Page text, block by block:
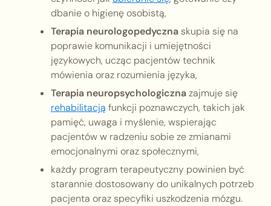
dbanie o higienę osobistą,
Terapia neurologopedyczna skupia się na
poprawie komunikacji i umiejętności
językowych, ucząc pacjentów technik
mówienia oraz rozumienia języka,
Terapia neuropsychologicznazajmuje się
rehabilitacją funkcji poznawczych, takich jak
pamięć, uwaga i myślenie, wspierając
pacjentów w radzeniu sobie ze zmianami
emocjonalnymi oraz społecznymi,
każdy program terapeutyczny powinien być
starannie dostosowany do unikalnych potrzeb
pacjenta oraz specyfiki uszkodzenia mózgu.